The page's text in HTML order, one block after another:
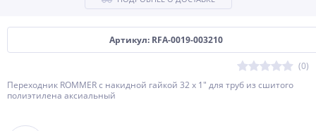
Артикул: RFA-0019-003210
(0)
Переходник ROMMER с накидной гайкой 32 x 1" для труб из сшитого
полиэтилена аксиальный